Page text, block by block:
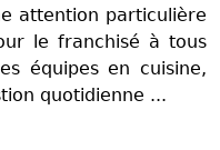
attention particulière
le franchisé à tous
équipes en cuisine,
quotidienne ...